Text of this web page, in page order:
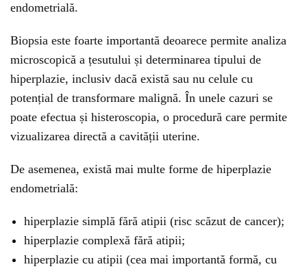
endometrială.
Biopsia este foarte importantă deoarece permite analiza
microscopică a țesutului și determinarea tipului de
hiperplazie, inclusiv dacă există sau nu celule cu
potențial de transformare malignă. În unele cazuri se
poate efectua și histeroscopia, o procedură care permite
vizualizarea directă a cavității uterine.
De asemenea, există mai multe forme de hiperplazie
endometrială:
hiperplazie simplă fără atipii (risc scăzut de cancer);
hiperplazie complexă fără atipii;
hiperplazie cu atipii (cea mai importantă formă, cu